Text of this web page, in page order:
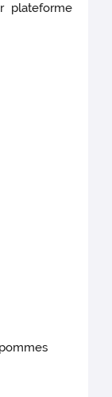
plateforme